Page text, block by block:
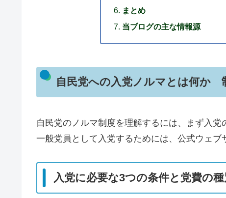
まとめ
当ブログの主な情報源
自民党への入党ノルマとは何か
自民党のノルマ制度を理解するには、まず入党
一般党員として入党するためには、公式ウェブ
入党に必要な3つの条件と党費の種